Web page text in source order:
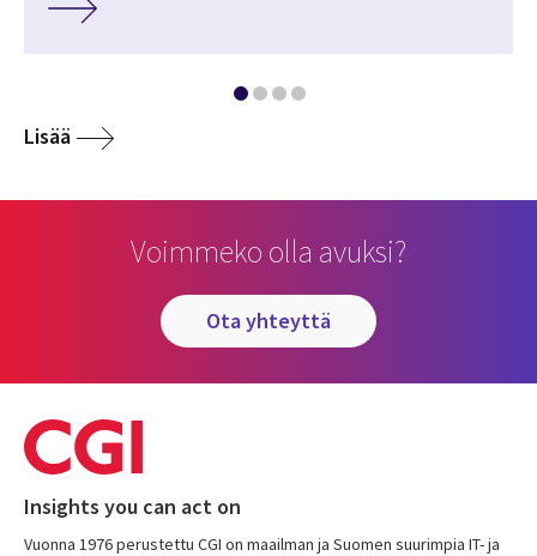
Lisää
Voimmeko olla avuksi?
ota yhteyttä
Insights you can act on
Vuonna 1976 perustettu CGI on maailman ja Suomen suurimpia IT- ja